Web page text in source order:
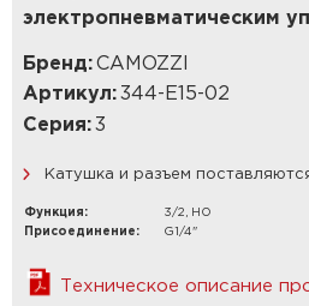
электропневматическим
Бренд: CAMOZZI
Артикул: 344-E15-02
Серия: 3
Катушка и разъем
Функция:
3/2, НО
Присоединение:
G1/4"
Техническое описание